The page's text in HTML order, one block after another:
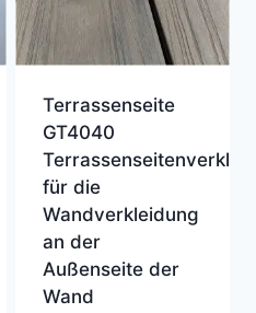
Terrassenseite
GT4040
für die
Wandverkleidung
an der
Außenseite der
Wand